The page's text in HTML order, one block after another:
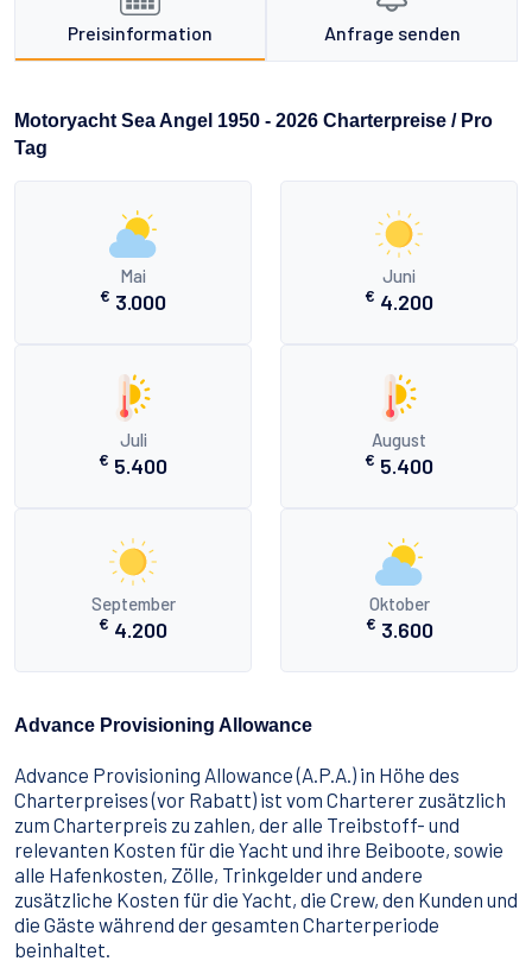
Preisinformation Anfrage senden
Motoryacht Sea Angel 1950 - 2026 Charterpreise / Pro
Tag
Mai
€ 3.000
Juni
€ 4.200
Juli
€ 5.400
August
€ 5.400
September
€ 4.200
Oktober
€ 3.600
Advance Provisioning Allowance
Advance Provisioning Allowance (A.P.A.) in Höhe des
Charterpreises (vor Rabatt) ist vom Charterer zusätzlich
zum Charterpreis zu zahlen, der alle Treibstoff- und
relevanten Kosten für die Yacht und ihre Beiboote, sowie
alle Hafenkosten, Zölle, Trinkgelder und andere
zusätzliche Kosten für die Yacht, die Crew, den Kunden und
die Gäste während der gesamten Charterperiode
beinhaltet.